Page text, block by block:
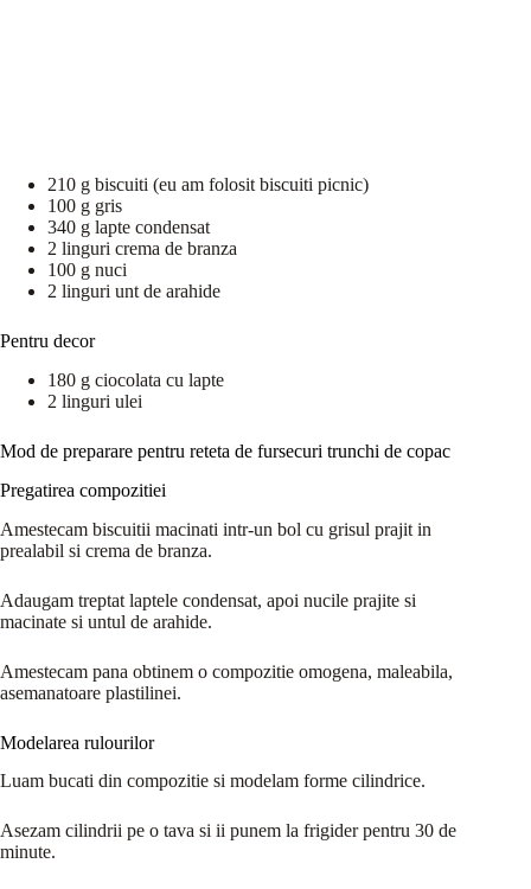
210 g biscuiti (eu am folosit biscuiti picnic)
100 g gris
340 g lapte condensat
2 linguri crema de branza
100 g nuci
2 linguri unt de arahide
Pentru decor
180 g ciocolata cu lapte
2 linguri ulei
Mod de preparare pentru reteta de fursecuri trunchi de copac
Pregatirea compozitiei
Amestecam biscuitii macinati intr-un bol cu grisul prajit in
prealabil si crema de branza.
Adaugam treptat laptele condensat, apoi nucile prajite si
macinate si untul de arahide.
Amestecam pana obtinem o compozitie omogena, maleabila,
asemanatoare plastilinei.
Modelarea rulourilor
Luam bucati din compozitie si modelam forme cilindrice.
Asezam cilindrii pe o tava si ii punem la frigider pentru 30 de
minute.